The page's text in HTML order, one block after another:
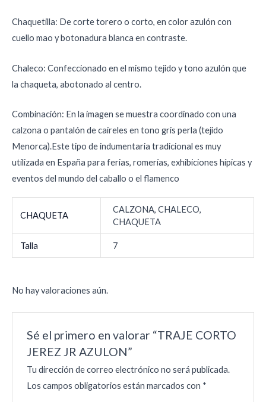
Chaquetilla: De corte torero o corto, en color azulón con
cuello mao y botonadura blanca en contraste.
Chaleco: Confeccionado en el mismo tejido y tono azulón que
la chaqueta, abotonado al centro.
Combinación: En la imagen se muestra coordinado con una
calzona o pantalón de caireles en tono gris perla (tejido
Menorca).Este tipo de indumentaria tradicional es muy
utilizada en España para ferias, romerías, exhibiciones hípicas y
eventos del mundo del caballo o el flamenco
CHAQUETA
CALZONA, CHALECO,
CHAQUETA
Talla 7
No hay valoraciones aún.
Sé el primero en valorar “TRAJE CORTO
JEREZ JR AZULON”
Tu dirección de correo electrónico no será publicada.
Los campos obligatorios están marcados con *